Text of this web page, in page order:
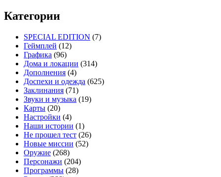
Категории
SPECIAL EDITION (7)
Геймплей (12)
Графика (96)
Дома и локации (314)
Дополнения (4)
Доспехи и одежда (625)
Заклинания (71)
Звуки и музыка (19)
Карты (20)
Настройки (4)
Наши истории (1)
Не прошел тест (26)
Новые миссии (52)
Оружие (268)
Персонажи (204)
Программы (28)